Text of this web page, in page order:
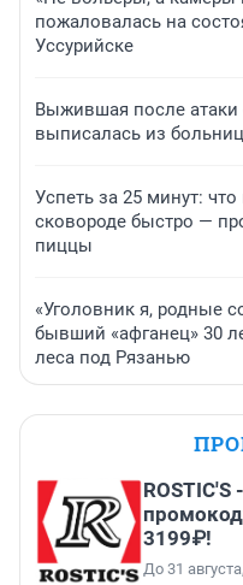
пожаловалась на
Уссурийске
Выжившая после атаки
выписалась из
Успеть за 25 минут:
сковороде быстро —
пиццы
«Уголовник я, родные
бывший «афганец» 30
леса под Рязанью
ROSTIC'S
3199₽!
До 31